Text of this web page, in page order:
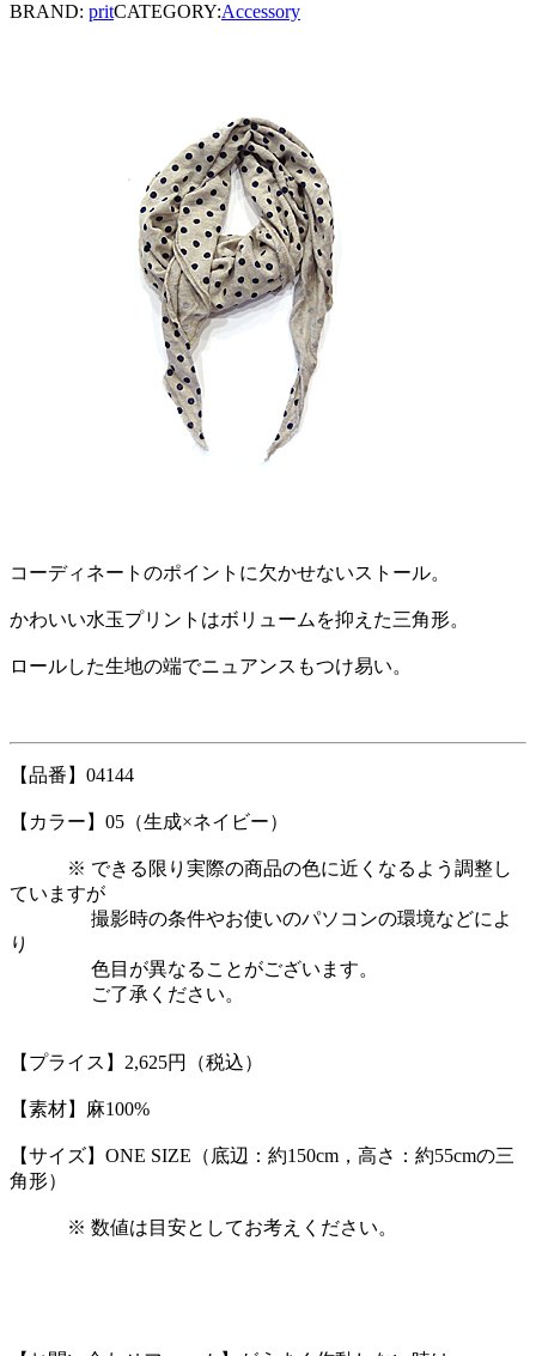
BRAND: pritCATEGORY:Accessory
コーディネートのポイントに欠かせないストール。
かわいい水玉プリントはボリュームを抑えた三角形。
ロールした生地の端でニュアンスもつけ易い。
【品番】04144
【カラー】05（生成×ネイビー）
※ できる限り実際の商品の色に近くなるよう調整し
ていますが
撮影時の条件やお使いのパソコンの環境などによ
り
色目が異なることがございます。
ご了承ください。
【プライス】2,625円（税込）
【素材】麻100%
【サイズ】ONE SIZE（底辺：約150cm，高さ：約55cmの三
角形）
※ 数値は目安としてお考えください。